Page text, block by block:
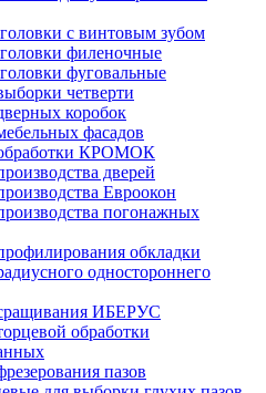
с винтовым зубом
филеночные
фуговальные
четверти
коробок
фасадов
КРОМОК
дверей
Евроокон
погонажных
обкладки
одностороннего
ИБЕРУС
обработки
пазов